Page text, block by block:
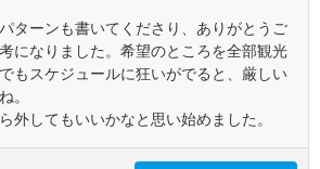
ターンも書いてくださり、ありがとうご
になりました。希望のところを全部観光
もスケジュールに狂いがでると、厳しい
。
外してもいいかなと思い始めました。